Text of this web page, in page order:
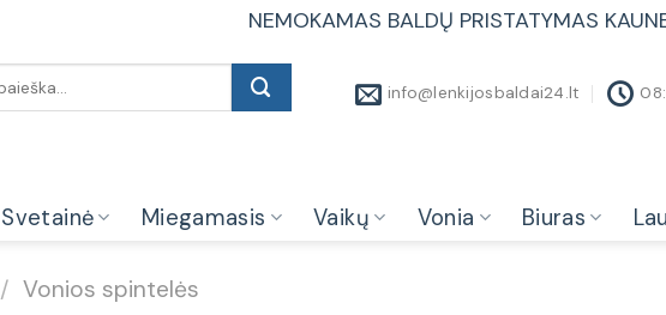
NEMOKAMAS BALDŲ PRISTATYMAS
info@lenkijosbaldai24.lt
Svetainė Miegamasis Vaikų Vonia Biuras
/ Vonios spintelės